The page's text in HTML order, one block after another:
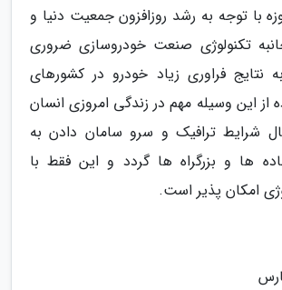
با توجه به رشد روزافزون جمعیت دنیا و
تکنولوژی صنعت خودروسازی ضروری
نتایج فراوری زیاد خودرو در کشورهای
از این وسیله مهم در زندگی امروزی انسان
شرایط ترافیک و سرو سامان دادن به
ها و بزرگراه ها گردد و این فقط با
امکان پذیر است.